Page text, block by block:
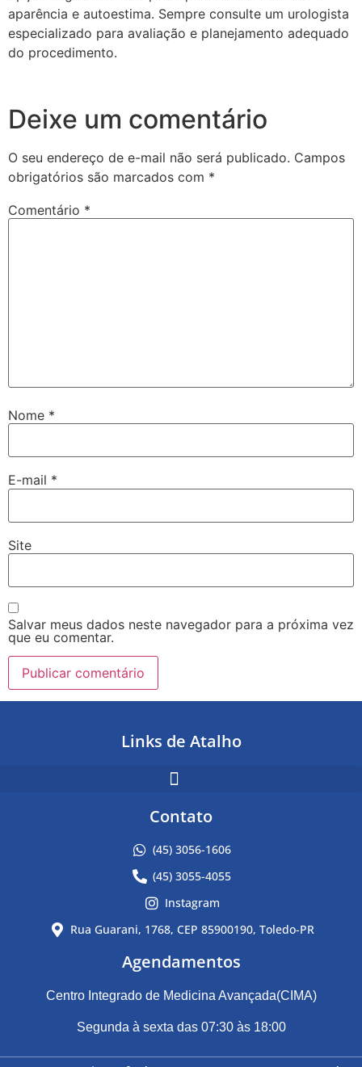
aparência e autoestima. Sempre consulte um urologista
especializado para avaliação e planejamento adequado
do procedimento.
Deixe um comentário
O seu endereço de e-mail não será publicado. Campos
obrigatórios são marcados com *
Comentário *
Nome *
E-mail *
Site
Salvar meus dados neste navegador para a próxima vez
que eu comentar.
Links de Atalho
Contato
(45) 3056-1606
(45) 3055-4055
Instagram
Rua Guarani, 1768, CEP 85900190, Toledo-PR
Agendamentos
Centro Integrado de Medicina Avançada(CIMA)
Segunda à sexta das 07:30 às 18:00